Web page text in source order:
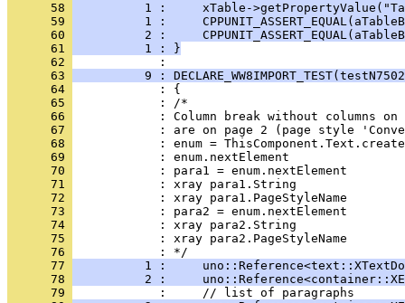
      58
1 :     xTable-
      59
1 :
      60
2 :
      61
          1 : }
      62
      63
9 :
      64
      65
      66
      67
      68
      69
      70
      71
      72
      73
      74
      75
      76
      77
1 :
      78
2 :
      79